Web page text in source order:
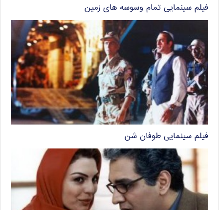
فیلم سینمایی تمام وسوسه های زمین
فیلم سینمایی طوفان شن